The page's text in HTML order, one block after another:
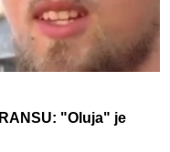
"Oluja" je